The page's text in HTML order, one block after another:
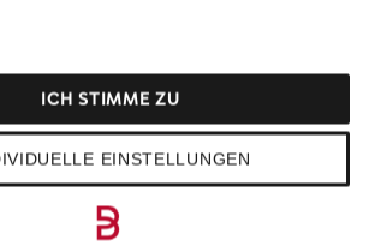
MILESTONE
Steppmantel
MSROCKY mit
abnehmbarer
Kapuze und Kunstfell
Steppmantel
119,99 €
EINSTELLUNGEN
ICH STIMME ZU